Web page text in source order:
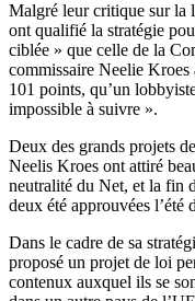
Malgré leur critique sur la
ont qualifié la stratégie
ciblée » que celle de la
commissaire Neelie
101 points, qu’un
impossible à suivre ».
Deux des grands projets
Neelis Kroes ont attiré
neutralité du Net, et la fin
deux été approuvées l’été
Dans le cadre de sa
proposé un projet de loi
contenux auxquel ils se